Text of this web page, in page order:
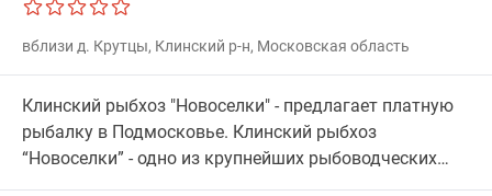
вблизи д. Крутцы, Клинский р-н, Московская область
Клинский рыбхоз "Новоселки" - предлагает платную
рыбалку в Подмосковье. Клинский рыбхоз
“Новоселки” - одно из крупнейших рыбоводческих
хозяйств Московской области. Мы занимаемся